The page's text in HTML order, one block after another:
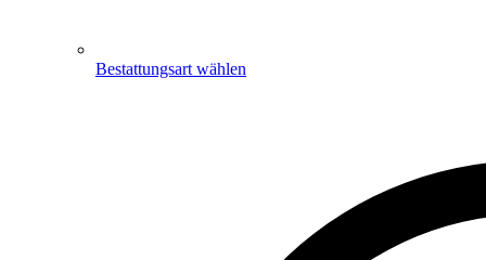
Bestattungsart wählen